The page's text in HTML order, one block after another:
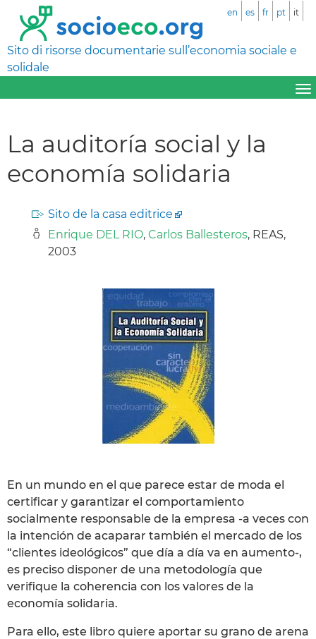
Sito di risorse documentarie sull’economia sociale e
solidale
en es fr pt it
La auditoría social y la
economía solidaria
Sito de la casa editrice
Enrique DEL RIO, Carlos Ballesteros, REAS,
2003
En un mundo en el que parece estar de moda el
certificar y garantizar el comportamiento
socialmente responsable de la empresa -a veces con
la intención de acaparar también el mercado de los
“clientes ideológicos” que día a día va en aumento-,
es preciso disponer de una metodología que
verifique la coherencia con los valores de la
economía solidaria.
Para ello, este libro quiere aportar su grano de arena